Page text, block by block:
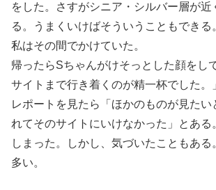
をした。さすがシニア・シルバー層が近
る。うまくいけばそういうこともできる
私はその間でかけていた。
帰ったらSちゃんがけそっとした顔をし
サイトまで行き着くのが精一杯でした。
レポートを見たら「ほかのものが見たい
れてそのサイトにいけなかった」とある
しまった。しかし、気づいたこともある
多い。